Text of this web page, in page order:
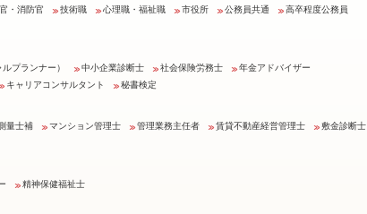
・消防官 技術職 心理職・福祉職 市役所 公務員共通
高卒程度公務員
プランナー） 中小企業診断士 社会保険労務士
年金アドバイザー
キャリアコンサルタント 秘書検定
量士補 マンション管理士 管理業務主任者 賃貸不動産経営管理士
敷金診断士
精神保健福祉士